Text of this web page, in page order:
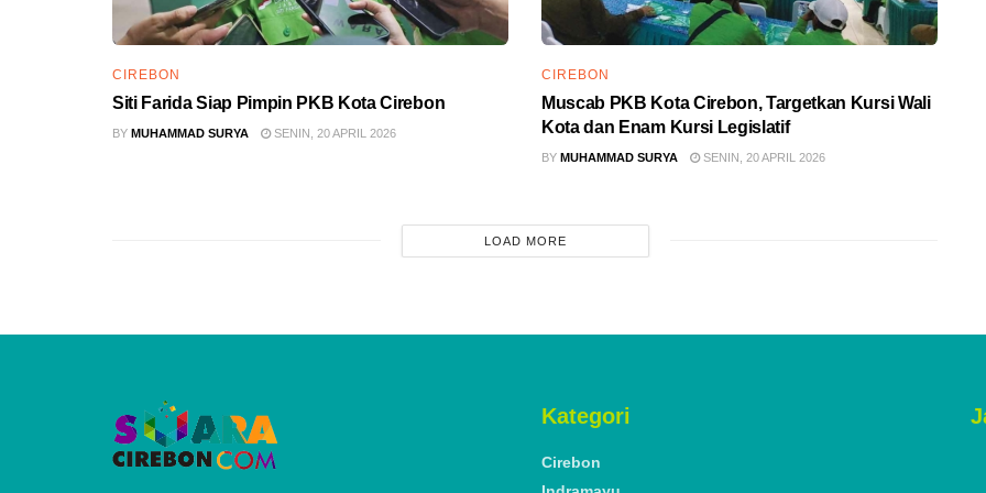
CIREBON
Siti Farida Siap Pimpin PKB Kota Cirebon
BY MUHAMMAD SURYA SENIN, 20 APRIL 2026
CIREBON
Muscab PKB Kota Cirebon, Targetkan Kursi Wali
Kota dan Enam Kursi Legislatif
BY MUHAMMAD SURYA SENIN, 20 APRIL 2026
LOAD MORE
Home Cirebon